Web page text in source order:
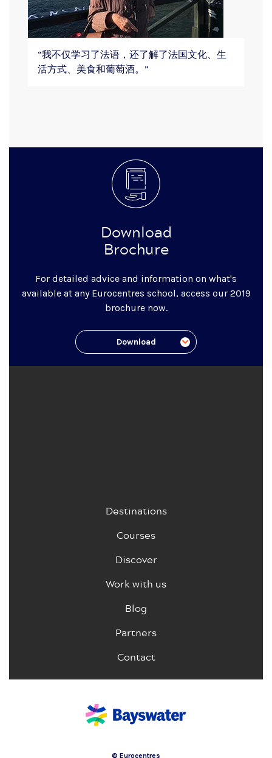
“我不仅学习了法语，还了解了法国文化、生
活方式、美食和葡萄酒。”
Download
Brochure
For detailed advice and information on what's
available at any Eurocentres school, access our 2019
brochure now.
Download
Destinations
Courses
Discover
Work with us
Blog
Partners
Contact
© Eurocentres